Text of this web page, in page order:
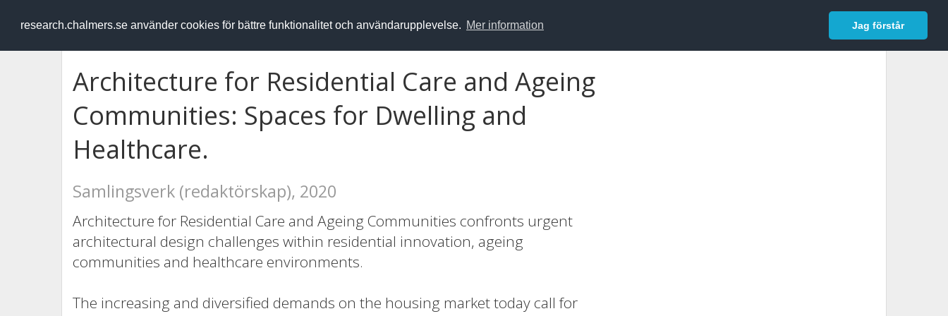
research.chalmers.se använder cookies för bättre funktionalitet och användarupplevelse. Mer information Jag förstår
RESEARCH.chalmers.se Logga in
Architecture for Residential Care and Ageing
Communities: Spaces for Dwelling and
Healthcare.
Samlingsverk (redaktörskap), 2020
Architecture for Residential Care and Ageing Communities confronts urgent
architectural design challenges within residential innovation, ageing
communities and healthcare environments.
The increasing and diversified demands on the housing market today call for